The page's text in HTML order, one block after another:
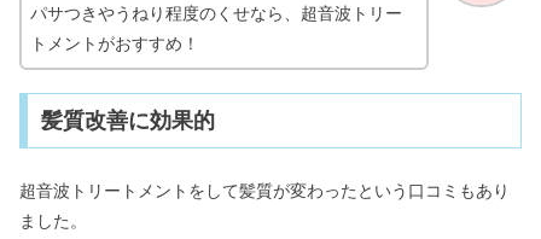
パサつきやうねり程度のくせなら、超音波トリー
トメントがおすすめ！
髪質改善に効果的
超音波トリートメントをして髪質が変わったという口コミもあり
ました。